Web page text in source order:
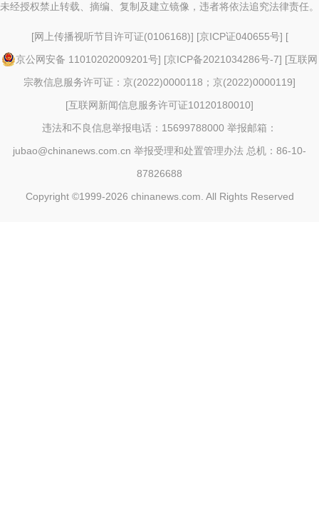
未经授权禁止转载、摘编、复制及建立镜像，违者将依法追究法律责任。
[网上传播视听节目许可证(0106168)] [京ICP证040655号] [
京公网安备 11010202009201号] [京ICP备2021034286号-7] [互联网
宗教信息服务许可证：京(2022)0000118；京(2022)0000119]
[互联网新闻信息服务许可证10120180010]
违法和不良信息举报电话：15699788000 举报邮箱：
jubao@chinanews.com.cn 举报受理和处置管理办法 总机：86-10-
87826688
Copyright ©1999-2026 chinanews.com. All Rights Reserved